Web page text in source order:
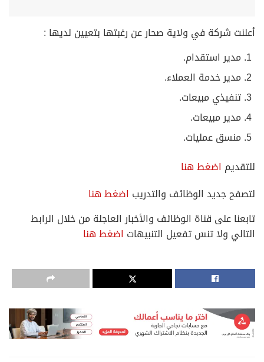
أعلنت شركة في ولاية صحار عن رغبتها بتعيين لديها :
مدير استقدام.
مدير خدمة العملاء.
⁠تنفيذي مبيعات.
⁠مدير مبيعات.
⁠منسق عمليات.
للتقديم اضغط هنا
لتصفح جديد الوظائف والتدريب اضغط هنا
تابعنا على قناة الوظائف والأخبار العاجلة من خلال الرابط
التالي ولا تنسَ تفعيل التنبيهات اضغط هنا